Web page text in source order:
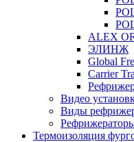
ALEX
ЭЛИНЖ
Global
Carrier
Видео
Виды
Термоизоляция